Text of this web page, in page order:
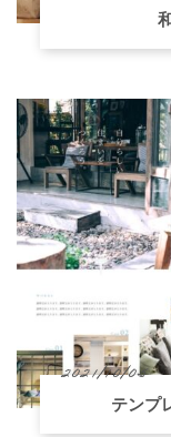
2021/10/05
テンプ